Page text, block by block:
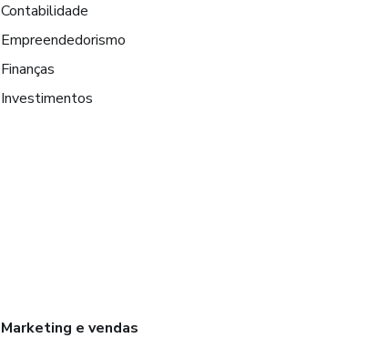
Contabilidade
Empreendedorismo
Finanças
Investimentos
Marketing e vendas